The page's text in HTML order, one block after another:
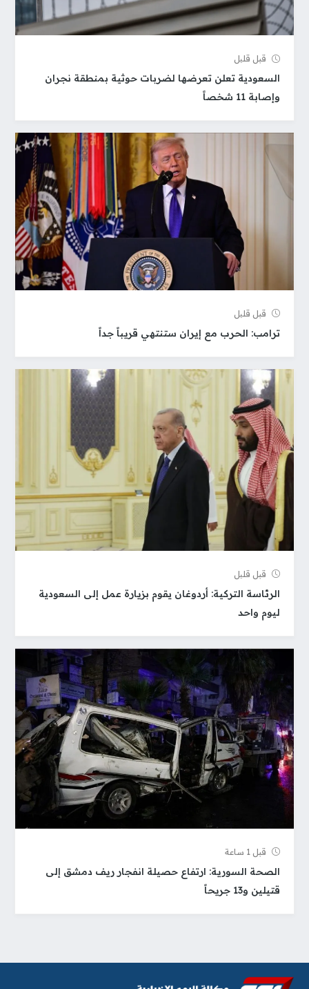
قبل قلیل
السعودية تعلن تعرضها لضربات حوثية بمنطقة نجران
وإصابة 11 شخصاً
قبل قلیل
ترامب: الحرب مع إيران ستنتهي قريباً جداً
قبل قلیل
الرئاسة التركية: أردوغان يقوم بزيارة عمل إلى السعودية
ليوم واحد
قبل 1 ساعة
الصحة السورية: ارتفاع حصيلة انفجار ريف دمشق إلى
قتيلين و13 جريحاً